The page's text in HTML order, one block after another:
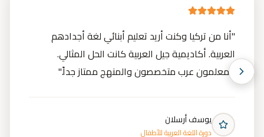
"أنا من تركيا وكنت أريد تعليم أبنائي لغة أجدادهم
العربية. أكاديمية جيل العربية كانت الحل المثالي.
المعلمون عرب متخصصون والمنهج ممتاز جداً."
يوسف أرسلان
دورة اللغة العربية للأطفال